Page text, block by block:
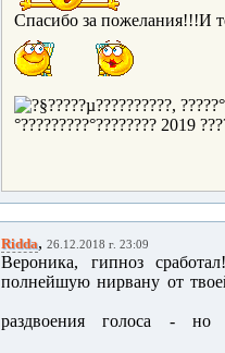
Спасибо за пожелания!!!И
Ridda, 26.12.2018 г. 23:09
Вероника, гипноз
полнейшую нирвану от
раздвоения голоса - но